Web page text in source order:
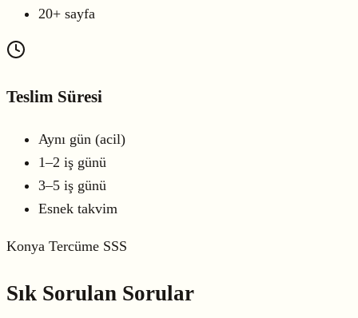
20+ sayfa
Teslim Süresi
Aynı gün (acil)
1–2 iş günü
3–5 iş günü
Esnek takvim
Konya Tercüme SSS
Sık Sorulan Sorular